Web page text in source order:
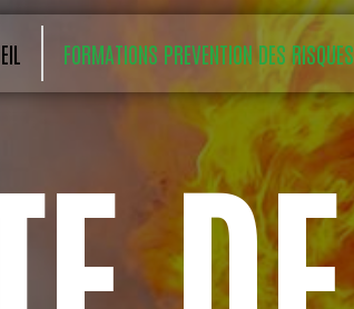
FORMATIONS PREVENTION DES RISQUES